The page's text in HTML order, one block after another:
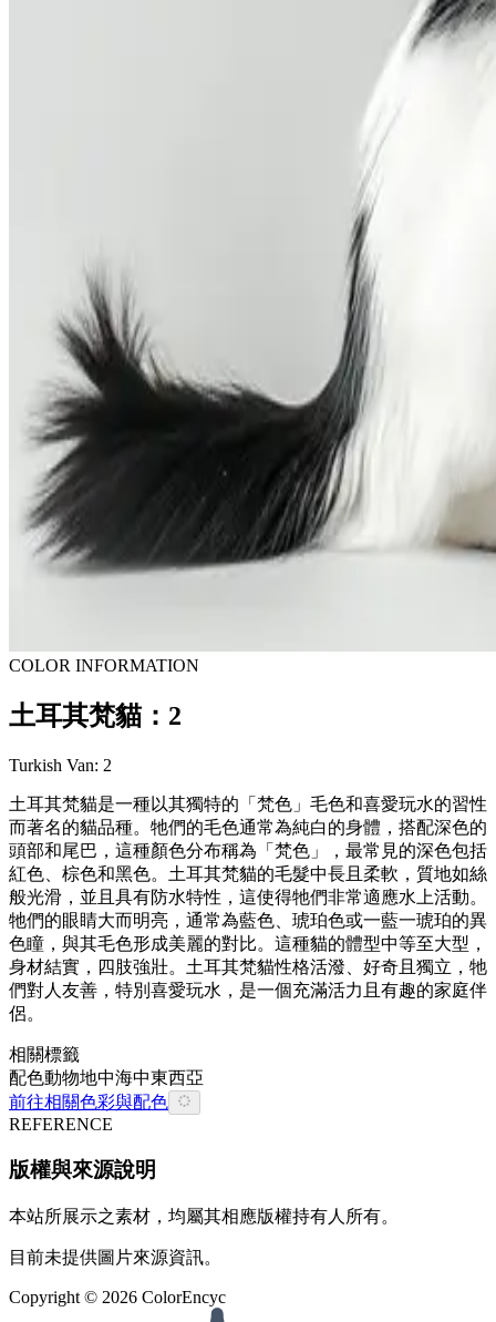
COLOR INFORMATION
土耳其梵貓：2
Turkish Van: 2
土耳其梵貓是一種以其獨特的「梵色」毛色和喜愛玩水的習性
而著名的貓品種。牠們的毛色通常為純白的身體，搭配深色的
頭部和尾巴，這種顏色分布稱為「梵色」，最常見的深色包括
紅色、棕色和黑色。土耳其梵貓的毛髮中長且柔軟，質地如絲
般光滑，並且具有防水特性，這使得牠們非常適應水上活動。
牠們的眼睛大而明亮，通常為藍色、琥珀色或一藍一琥珀的異
色瞳，與其毛色形成美麗的對比。這種貓的體型中等至大型，
身材結實，四肢強壯。土耳其梵貓性格活潑、好奇且獨立，牠
們對人友善，特別喜愛玩水，是一個充滿活力且有趣的家庭伴
侶。
相關標籤
配色動物地中海中東西亞
前往相關色彩與配色
REFERENCE
版權與來源說明
本站所展示之素材，均屬其相應版權持有人所有。
目前未提供圖片來源資訊。
Copyright © 2026 ColorEncyc